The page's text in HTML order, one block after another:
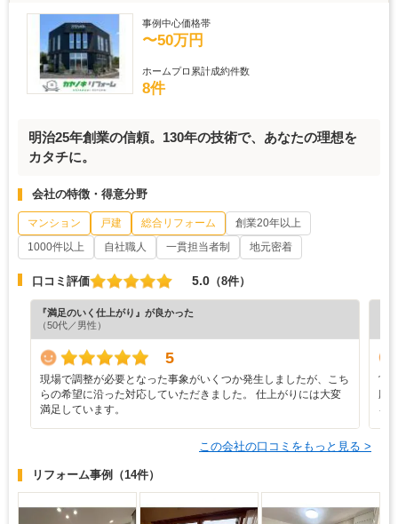
事例中心価格帯
〜50万円
ホームプロ累計成約件数
8件
明治25年創業の信頼。130年の技術で、あなたの理想を
カタチに。
会社の特徴・得意分野
マンション 戸建 総合リフォーム
創業20年以上
1000件以上
自社職人 一貫担当者制 地元密着
口コミ評価 5.0 （8件）
『満足のいく仕上がり』が良かった
（50代／男性）
5
現場で調整が必要となった事象がいくつか発生しましたが、こち
らの希望に沿った対応していただきました。 仕上がりには大変
満足しています。
営
応
を
この会社の口コミをもっと見る >
リフォーム事例 （14件）